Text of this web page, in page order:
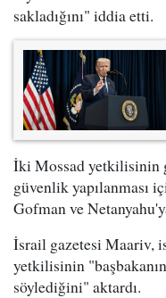
sakladığını" iddia etti.
İki Mossad yetkilisinin
güvenlik yapılanması
Gofman ve
İsrail gazetesi Maariv,
yetkilisinin
söylediğini" aktardı.